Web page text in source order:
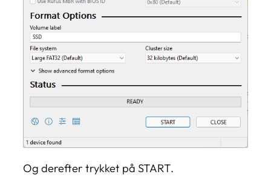
Og derefter trykket på START.